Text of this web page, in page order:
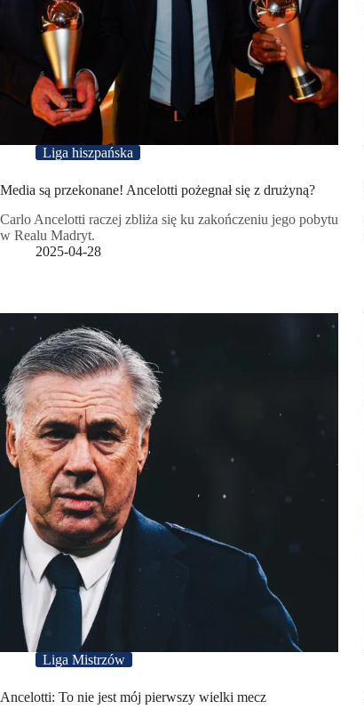
Liga hiszpańska
Media są przekonane! Ancelotti pożegnał się z drużyną?
Carlo Ancelotti raczej zbliża się ku zakończeniu jego pobytu
w Realu Madryt.
2025-04-28
Liga Mistrzów
Ancelotti: To nie jest mój pierwszy wielki mecz